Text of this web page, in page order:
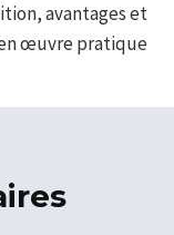
avantages et
œuvre pratique